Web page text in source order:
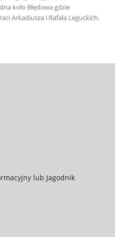
koło Błędowa gdzie
Arkadiusza i Rafała Leguckich,
lub Jagodnik